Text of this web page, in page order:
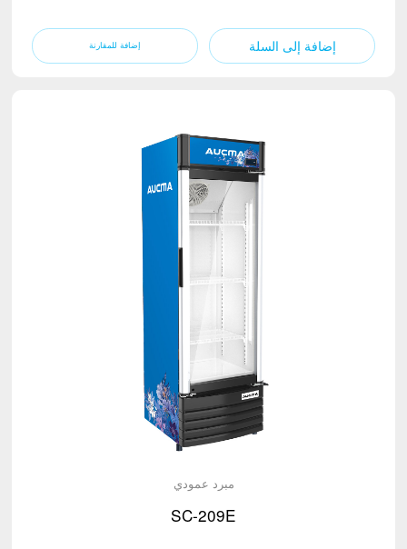
إضافة إلى السلة
مبرد عمودي
SC-209E